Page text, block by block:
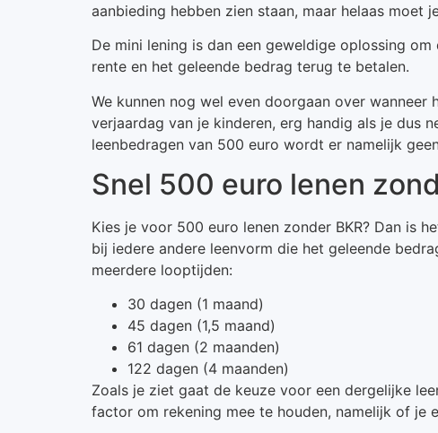
aanbieding hebben zien staan, maar helaas
De mini lening is dan een geweldige oplossing
rente en het geleende bedrag terug te betalen.
We kunnen nog wel even doorgaan over
verjaardag van je kinderen, erg handig als je dus
leenbedragen van 500 euro wordt er namelijk
Snel 500 euro lenen
Kies je voor 500 euro lenen zonder BKR? Dan is
bij iedere andere leenvorm die het geleende
meerdere looptijden:
30 dagen (1 maand)
45 dagen (1,5 maand)
61 dagen (2 maanden)
122 dagen (4 maanden)
Zoals je ziet gaat de keuze voor een dergelijke
factor om rekening mee te houden, namelijk of je